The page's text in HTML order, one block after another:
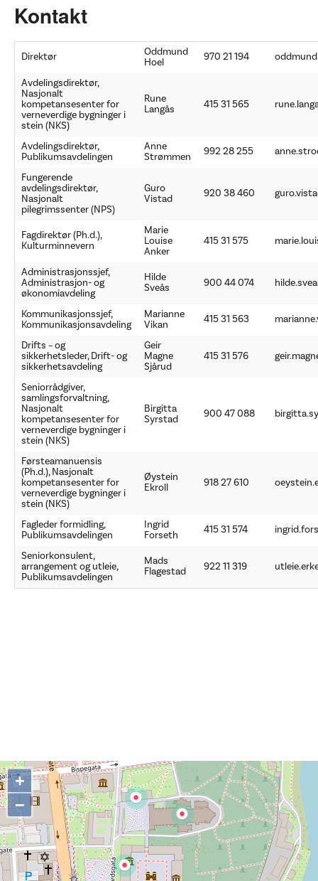
Kontakt
Direktør
Oddmund
Hoel
970 21 194
Avdelingsdirektør,
Nasjonalt
kompetansesenter for
verneverdige bygninger i
stein (NKS)
Rune
Langås
415 31 565
Avdelingsdirektør,
Publikumsavdelingen
Anne
Strømmen
992 28 255
Fungerende
avdelingsdirektør,
Nasjonalt
pilegrimssenter (NPS)
Guro
Vistad
920 38 460
Fagdirektør (Ph.d.),
Kulturminnevern
Marie
Louise
Anker
415 31 575
Administrasjonssjef,
Administrasjon- og
økonomiavdeling
Hilde
Sveås
900 44 074
Kommunikasjonssjef,
Kommunikasjonsavdeling
Marianne
Vikan
415 31 563
Drifts – og
sikkerhetsleder, Drift- og
sikkerhetsavdeling
Geir
Magne
Sjårud
415 31 576
Seniorrådgiver,
samlingsforvaltning,
Nasjonalt
kompetansesenter for
verneverdige bygninger i
stein (NKS)
Birgitta
Syrstad
900 47 088
Førsteamanuensis
(Ph.d.), Nasjonalt
kompetansesenter for
verneverdige bygninger i
stein (NKS)
Øystein
Ekroll
918 27 610
Fagleder formidling,
Publikumsavdelingen
Ingrid
Forseth
415 31 574
Seniorkonsulent,
arrangement og utleie,
Publikumsavdelingen
Mads
Flagestad
922 11 319
+
−